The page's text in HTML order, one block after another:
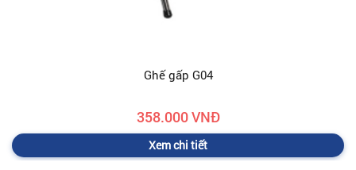
Ghế gấp G04
358.000 VNĐ
Xem chi tiết